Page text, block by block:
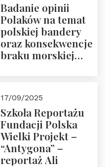
Badanie opinii
Polaków na temat
polskiej bandery
oraz konsekwencje
braku morskiej
17/09/2025
Szkoła Reportażu
Fundacji Polska
Wielki Projekt –
“Antygona” –
reportaż Ali